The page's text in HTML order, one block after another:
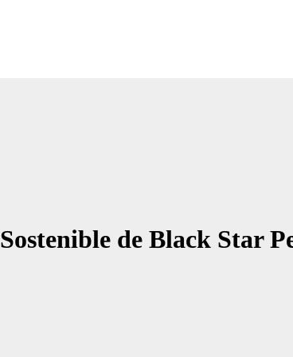
de Black Star